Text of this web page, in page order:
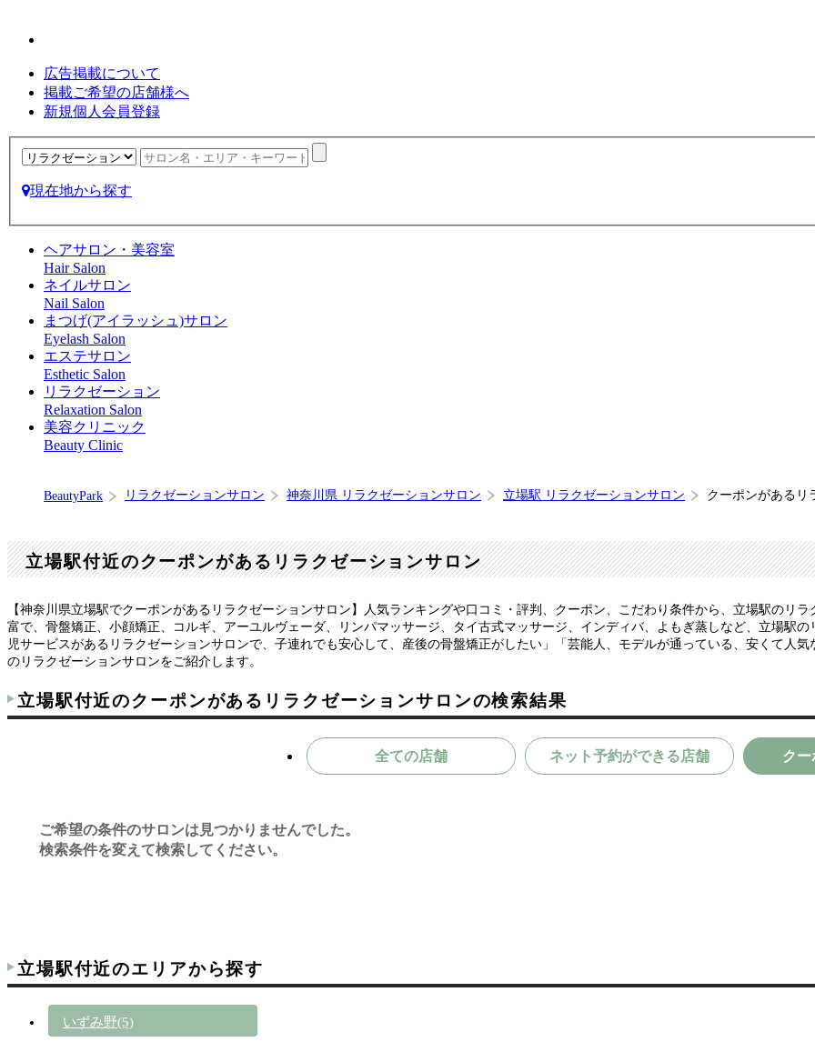
広告掲載について
掲載ご希望の店舗様へ
新規個人会員登録
現在地から探す
ヘアサロン・美容室
Hair Salon
ネイルサロン
Nail Salon
まつげ(アイラッシュ)サロン
Eyelash Salon
エステサロン
Esthetic Salon
リラクゼーション
Relaxation Salon
美容クリニック
Beauty Clinic
BeautyPark リラクゼーションサロン 神奈川県 リラクゼーションサロン 立場駅 リラクゼーションサロン クーポンがあるリ
立場駅付近のクーポンがあるリラクゼーションサロン
【神奈川県立場駅でクーポンがあるリラクゼーションサロン】人気ランキングや口コミ・評判、クーポン、こだわり条件から、立場駅のリ
富で、骨盤矯正、小顔矯正、コルギ、アーユルヴェーダ、リンパマッサージ、タイ古式マッサージ、インディバ、よもぎ蒸しなど、立場駅
児サービスがあるリラクゼーションサロンで、子連れでも安心して、産後の骨盤矯正がしたい」「芸能人、モデルが通っている、安くて人
のリラクゼーションサロンをご紹介します。
立場駅付近のクーポンがあるリラクゼーションサロンの検索結果
全ての店舗 ネット予約ができる店舗 クー
ご希望の条件のサロンは見つかりませんでした。
検索条件を変えて検索してください。
立場駅付近のエリアから探す
いずみ野(5)